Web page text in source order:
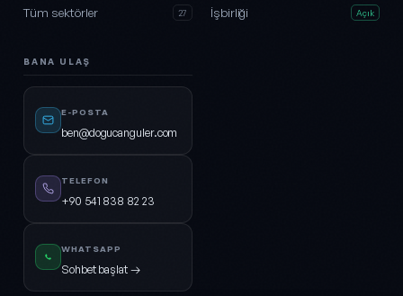
Tüm sektörler 27 İşbirliği Açık
BANA ULAŞ
E-POSTA
ben@dogucanguler.com
TELEFON
+90 541 838 82 23
WHATSAPP
Sohbet başlat →